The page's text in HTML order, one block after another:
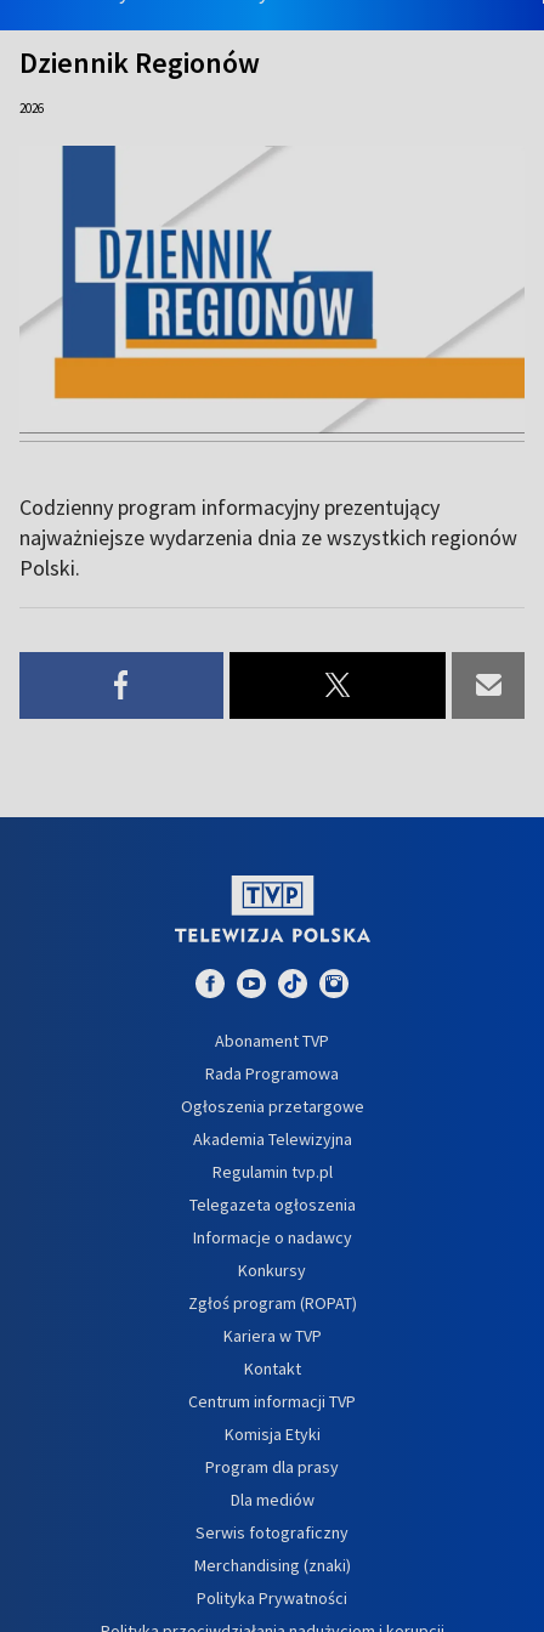
Dziennik Regionów
2026
Codzienny program informacyjny prezentujący
najważniejsze wydarzenia dnia ze wszystkich regionów
Polski.
Abonament TVP
Rada Programowa
Ogłoszenia przetargowe
Akademia Telewizyjna
Regulamin tvp.pl
Telegazeta ogłoszenia
Informacje o nadawcy
Konkursy
Zgłoś program (ROPAT)
Kariera w TVP
Kontakt
Centrum informacji TVP
Komisja Etyki
Program dla prasy
Dla mediów
Serwis fotograficzny
Merchandising (znaki)
Polityka Prywatności